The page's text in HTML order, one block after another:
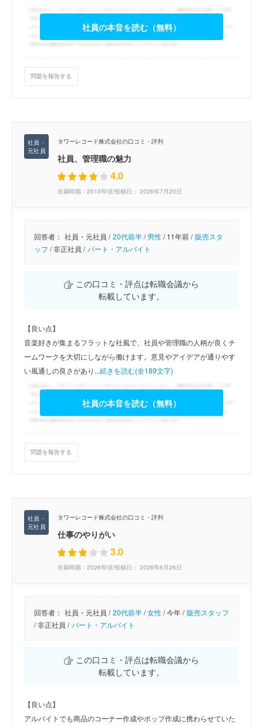
社員の本音を読む（無料）
問題を報告する
タワーレコード株式会社の口コミ・評判
社員、管理職の魅力
4.0
在籍時期：2015年頃/投稿日： 2026年7月20日
回答者： 社員・元社員 / 20代前半/男性/11年前 / 販売スタ
ッフ /非正社員 / パート・アルバイト
この口コミ・評点は転職会議から
転載しています。
【良い点】
音楽好きが集まるフラットな社風で、社員や管理職の人柄が良くチ
ームワークを大切にしながら働けます。意見やアイデアが通りやす
い風通しの良さがあり...続きを読む(全189文字)
社員の本音を読む（無料）
問題を報告する
タワーレコード株式会社の口コミ・評判
仕事のやりがい
3.0
在籍時期：2026年頃/投稿日： 2026年6月26日
回答者： 社員・元社員 / 20代前半/女性/今年 / 販売スタッフ
/非正社員 / パート・アルバイト
この口コミ・評点は転職会議から
転載しています。
【良い点】
アルバイトでも商品のコーナー作成やポップ作成に携わらせていた